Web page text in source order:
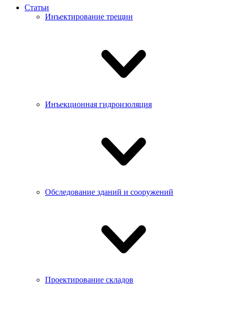
Статьи
Инъектирование трещин
Инъекционная гидроизоляция
Обследование зданий и сооружений
Проектирование складов